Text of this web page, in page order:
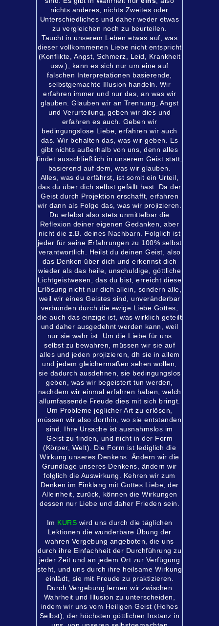
nichts anderes, nichts Zweites oder
Unterschiedliches und daher weder etwas
zu vergleichen noch zu beurteilen.
Taucht in unserem Leben etwas auf, was
dieser vollkommenen Liebe nicht entspricht
(Konflikte, Angst, Schmerz, Leid, Krankheit
usw.), kann es sich nur um eine auf
falschen Interpretationen basierende,
selbstgemachte Illusion handeln. Wir
erfahren immer und nur das, an was wir
glauben. Glauben wir an Trennung, Angst
und Verurteilung, geben wir dies und
erfahren es auch. Geben wir
bedingungslose Liebe, erfahren wir auch
das. Wir behalten das, was wir geben. Es
gibt nichts außerhalb von uns, denn alles
findet ausschließlich in unserem Geist statt,
basierend auf dem, was wir glauben.
Alles, was du erfährst, ist somit ein Urteil,
das du über dich selbst gefällt hast. Da der
Geist durch Projektion erschafft, erfahren
wir dann als Folge das, was wir projizieren.
Du erlebst also stets unmittelbar die
Reflexion deiner eigenen Gedanken, aber
nicht die z.B. deines Nachbarn. Folglich ist
jeder für seine Erfahrungen zu 100% selbst
verantwortlich. Heilst du deinen Geist, also
das Denken über dich und erkennst dich
wieder als das heile, unschuldige, göttliche
Lichtgeistwesen, das du bist, erreicht diese
Erlösung nicht nur dich allein, sondern alle,
weil wir eines Geistes sind, unveränderbar
verbunden durch die ewige Liebe Gottes,
die auch das einzige ist, was wirklich geteilt
und daher ausgedehnt werden kann, weil
nur sie wahr ist. Um die Liebe für uns
selbst zu bewahren, müssen wir sie auf
alles und jeden projizieren, dh sie in allem
und jedem gleichermaßen sehen wollen,
sie dadurch ausdehnen, sie bedingungslos
geben, was wir begeistert tun werden,
nachdem wir einmal erfahren haben, welch
allumfassende Freude dies mit sich bringt.
Um Probleme jeglicher Art zu erlösen,
müssen wir also dorthin, wo sie entstanden
sind. Ihre Ursache ist ausnahmslos im
Geist zu finden, und nicht in der Form
(Körper, Welt). Die Form ist lediglich die
Wirkung unseres Denkens. Ändern wir die
Grundlage unseres Denkens, ändern wir
folglich die Auswirkung. Kehren wir zum
Denken im Einklang mit Gottes Liebe, der
Alleinheit, zurück, können die Wirkungen
dessen nur Liebe und daher Frieden sein.
Im KURS wird uns durch die täglichen
Lektionen die wunderbare Übung der
wahren Vergebung angeboten, die uns
durch ihre Einfachheit der Durchführung zu
jeder Zeit und an jedem Ort zur Verfügung
steht, und uns durch ihre heilsame Wirkung
einlädt, sie mit Freude zu praktizieren.
Durch Vergebung lernen wir zwischen
Wahrheit und Illusion zu unterscheiden,
indem wir uns vom Heiligen Geist (Hohes
Selbst), der höchsten göttlichen Instanz in